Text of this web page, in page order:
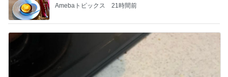
Amebaトピックス 21時間前